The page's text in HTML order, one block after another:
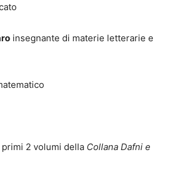
insegnante di materie letterarie e
2 volumi della Collana Dafni e